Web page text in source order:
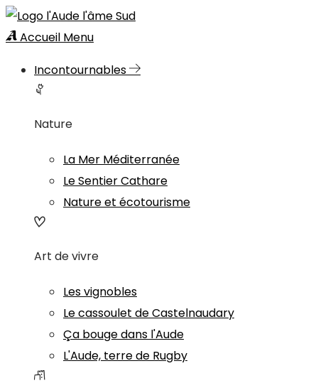
Accueil Menu
Incontournables
Nature
La Mer Méditerranée
Le Sentier Cathare
Nature et écotourisme
Art de vivre
Les vignobles
Le cassoulet de Castelnaudary
Ça bouge dans l'Aude
L'Aude, terre de Rugby